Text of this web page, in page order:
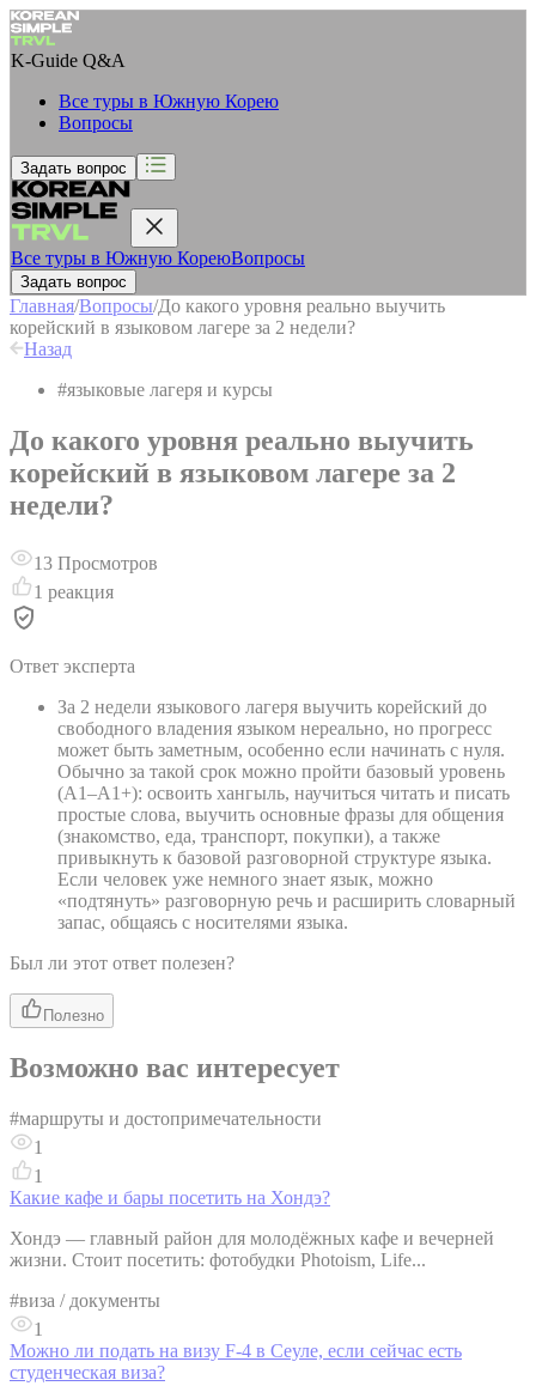
K-Guide Q&A
Все туры в Южную Корею
Вопросы
Задать вопрос
Все туры в Южную КореюВопросы
Задать вопрос
Главная/Вопросы/До какого уровня реально выучить
корейский в языковом лагере за 2 недели?
Назад
#языковые лагеря и курсы
До какого уровня реально выучить
корейский в языковом лагере за 2
недели?
13 Просмотров
1 реакция
Ответ эксперта
За 2 недели языкового лагеря выучить корейский до
свободного владения языком нереально, но прогресс
может быть заметным, особенно если начинать с нуля.
Обычно за такой срок можно пройти базовый уровень
(A1–A1+): освоить хангыль, научиться читать и писать
простые слова, выучить основные фразы для общения
(знакомство, еда, транспорт, покупки), а также
привыкнуть к базовой разговорной структуре языка.
Если человек уже немного знает язык, можно
«подтянуть» разговорную речь и расширить словарный
запас, общаясь с носителями языка.
Был ли этот ответ полезен?
Полезно
Возможно вас интересует
#маршруты и достопримечательности
1
1
Какие кафе и бары посетить на Хондэ?
Хондэ — главный район для молодёжных кафе и вечерней
жизни. Стоит посетить: фотобудки Photoism, Life...
#виза / документы
1
Можно ли подать на визу F-4 в Сеуле, если сейчас есть
студенческая виза?